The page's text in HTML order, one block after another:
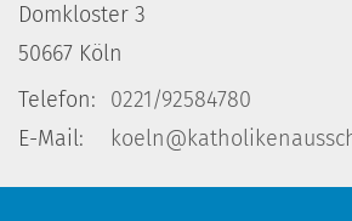
Domkloster 3
50667 Köln
Telefon:
0221/92584780
E-Mail: